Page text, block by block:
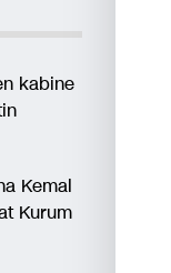
kabine
Kemal
Kurum